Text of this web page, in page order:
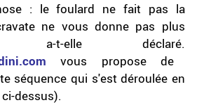
: le foulard ne fait pas la
ne vous donne pas plus
a-t-elle déclaré.
vous propose de
séquence qui s'est déroulée en
dessus).